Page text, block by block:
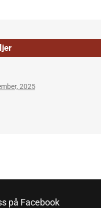
2025
på Facebook